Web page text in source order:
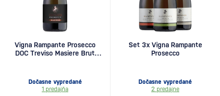
Vigna Rampante Prosecco
DOC Treviso Masiere Brut
Dočasne vypredané
1 predajňa
Set 3x Vigna Rampante
Prosecco
Dočasne vypredané
2 predajne